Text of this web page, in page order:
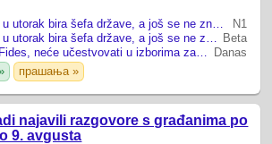
N1
Beta
Danas
прашања »
najavili razgovore s građanima po
9. avgusta